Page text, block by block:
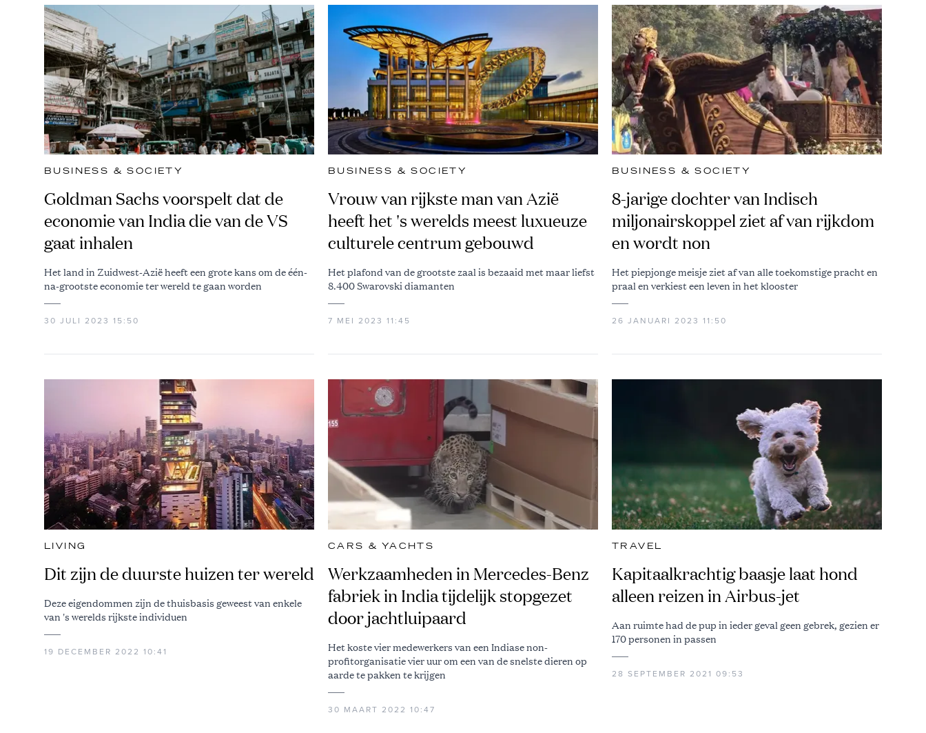
BUSINESS & SOCIETY
Goldman Sachs voorspelt dat de
economie van India die van de VS
gaat inhalen
Het land in Zuidwest-Azië heeft een grote kans om de één-
na-grootste economie ter wereld te gaan worden
30 JULI 2023 15:50
BUSINESS & SOCIETY
Vrouw van rijkste man van Azië
heeft het 's werelds meest luxueuze
culturele centrum gebouwd
Het plafond van de grootste zaal is bezaaid met maar liefst
8.400 Swarovski diamanten
7 MEI 2023 11:45
BUSINESS & SOCIETY
8-jarige dochter van Indisch
miljonairskoppel ziet af van rijkdom
en wordt non
Het piepjonge meisje ziet af van alle toekomstige pracht en
praal en verkiest een leven in het klooster
26 JANUARI 2023 11:50
LIVING
Dit zijn de duurste huizen ter wereld
Deze eigendommen zijn de thuisbasis geweest van enkele
van 's werelds rijkste individuen
19 DECEMBER 2022 10:41
CARS & YACHTS
Werkzaamheden in Mercedes-Benz
fabriek in India tijdelijk stopgezet
door jachtluipaard
Het koste vier medewerkers van een Indiase non-
profitorganisatie vier uur om een van de snelste dieren op
aarde te pakken te krijgen
30 MAART 2022 10:47
TRAVEL
Kapitaalkrachtig baasje laat hond
alleen reizen in Airbus-jet
Aan ruimte had de pup in ieder geval geen gebrek, gezien er
170 personen in passen
28 SEPTEMBER 2021 09:53